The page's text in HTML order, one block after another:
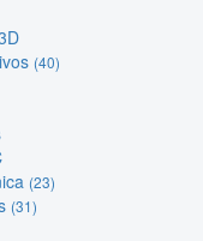
(40)
(23)
(31)